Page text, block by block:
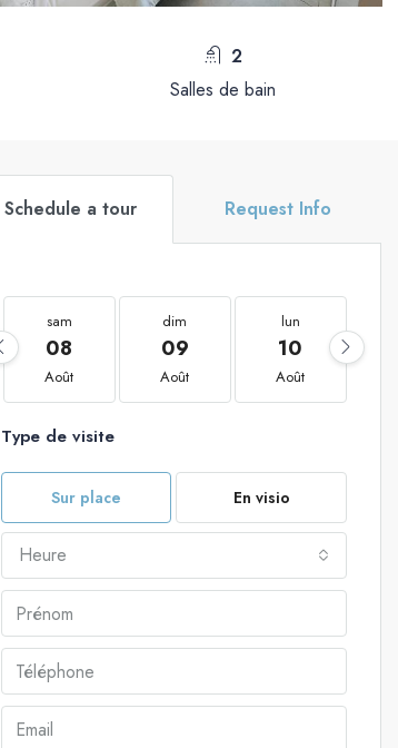
2
Salles de bain
Schedule a tour Request Info
sam
08
Août
dim
09
Août
lun
10
Août
Type de visite
Sur place En visio
Heure